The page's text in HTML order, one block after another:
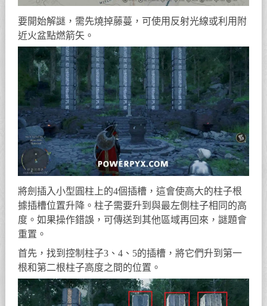
要開始解謎，需先燒掉藤蔓，可使用反射光線或利用附
近火盆點燃箭矢。
將劍插入小型圓柱上的4個插槽，這會使高大的柱子根
據插槽位置升降。柱子需要升到與最左側柱子相同的高
度。如果操作錯誤，可傳送到其他區域再回來，謎題會
重置。
首先，找到控制柱子3、4、5的插槽，將它們升到第一
根和第二根柱子高度之間的位置。